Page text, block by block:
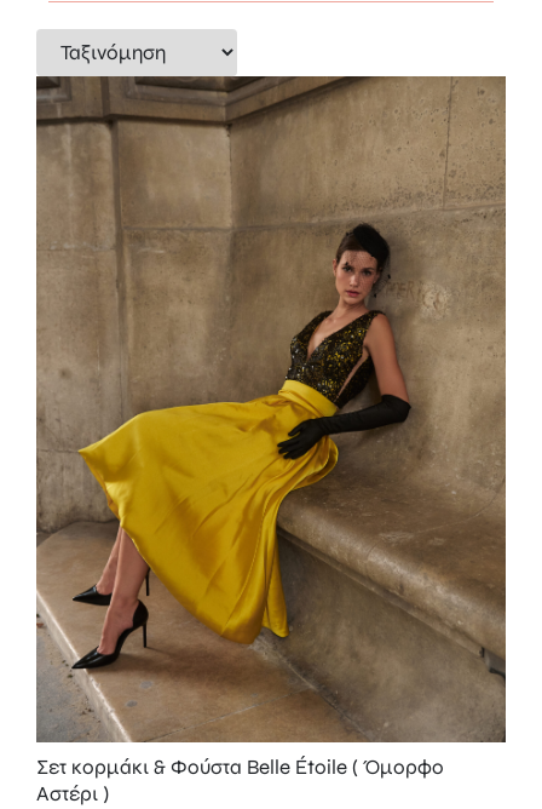
Σετ κορμάκι & Φούστα Belle Étoile ( Όμορφο
Αστέρι )